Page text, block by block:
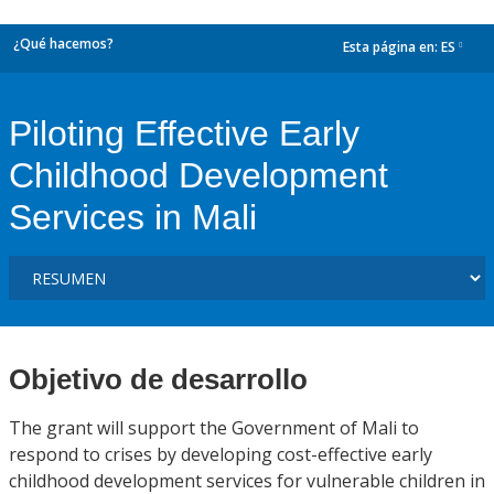
¿Qué hacemos? Esta página en: ES
Piloting Effective Early
Childhood Development
Services in Mali
Objetivo de desarrollo
The grant will support the Government of Mali to
respond to crises by developing cost-effective early
childhood development services for vulnerable children in